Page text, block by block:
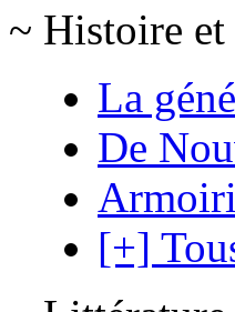
~ Histoire
La
De
[+]